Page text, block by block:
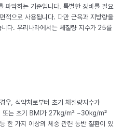
파악하는 기준입니다. 특별한 장비를 필요
적으로 사용됩니다. 다만 근육과 지방량을
다. 우리나라에서는 체질량 지수가 25를
우, 식약처로부터 초기 체질량지수가
또는 초기 BMI가 27kg/m² ~30kg/m²
한 가지 이상의 체중 관련 동반 질환이 있